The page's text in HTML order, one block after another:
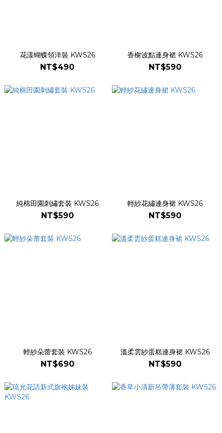
花漾蝴蝶領洋裝 KWS26
NT$490
香榭波點連身裙 KWS26
NT$590
純棉田園刺繡套裝 KWS26
NT$590
輕紗花繡連身裙 KWS26
NT$590
輕紗朵蕾套裝 KWS26
NT$690
溫柔雲紗蛋糕連身裙 KWS26
NT$590